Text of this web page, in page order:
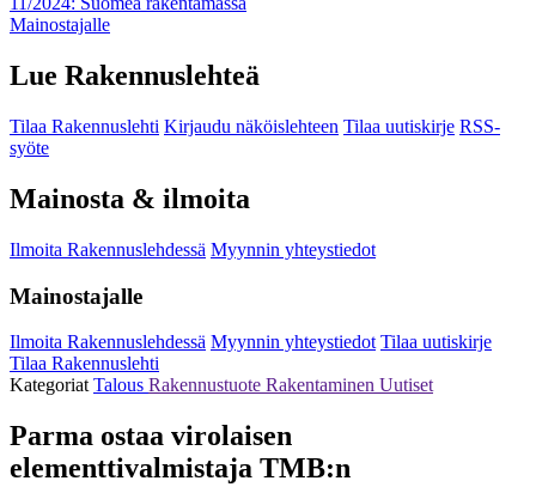
Mainostajalle
Lue Rakennuslehteä
Tilaa Rakennuslehti Kirjaudu näköislehteen Tilaa uutiskirje RSS-
syöte
Mainosta & ilmoita
Ilmoita Rakennuslehdessä Myynnin yhteystiedot
Mainostajalle
Ilmoita Rakennuslehdessä Myynnin yhteystiedot Tilaa uutiskirje
Tilaa Rakennuslehti
KategoriatTalous Rakennustuote Rakentaminen Uutiset
Parma ostaa virolaisen
elementtivalmistaja TMB:n